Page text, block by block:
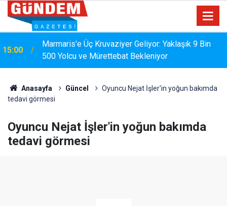
15:00
Marmaris'e Üç Kruvaziyer Geliyor: Yaklaşık 9 Bin
500 Yolcu ve Mürettebat Bekleniyor
Anasayfa Güncel
Oyuncu Nejat İşler'in yoğun bakımda
tedavi görmesi
Oyuncu Nejat İşler'in yoğun bakımda
tedavi görmesi